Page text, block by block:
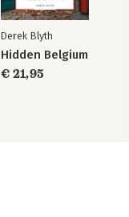
Derek Blyth
Hidden Belgium
€ 21,95